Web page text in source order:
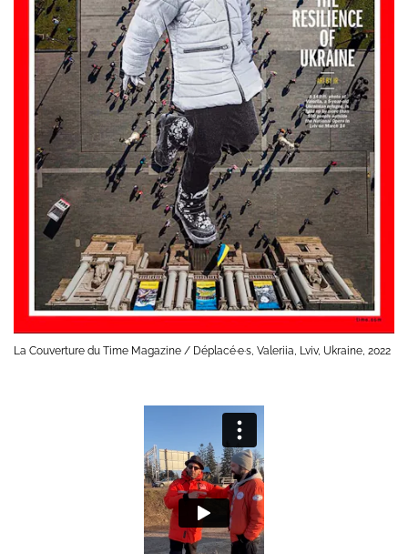
La Couverture du Time Magazine / Déplacé·e·s, Valeriia, Lviv, Ukraine, 2022